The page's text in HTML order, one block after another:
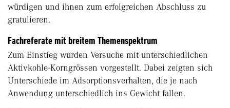
würdigen und ihnen zum erfolgreichen Abschluss zu
gratulieren.
Fachreferate mit breitem Themenspektrum
Zum Einstieg wurden Versuche mit unterschiedlichen
Aktivkohle-Korngrössen vorgestellt. Dabei zeigten sich
Unterschiede im Adsorptionsverhalten, die je nach
Anwendung unterschiedlich ins Gewicht fallen.